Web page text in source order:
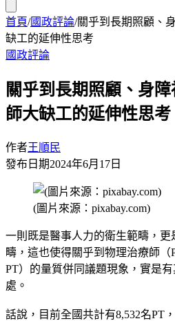
首頁/國政評論/關乎到長期照顧、
缺工的延伸性思考
國政評論
關乎到長期照顧、身
師大缺工的延伸性思考
作者王順民
發布日期2024年6月17日
(圖片來源：pixabay.com)
一則既是醫事人力的衛生範疇，
疇，這也使得關乎到物理治療師（
PT）的量質併同議題現象，實是
處。
話說，目前全國共計有8,532名PT